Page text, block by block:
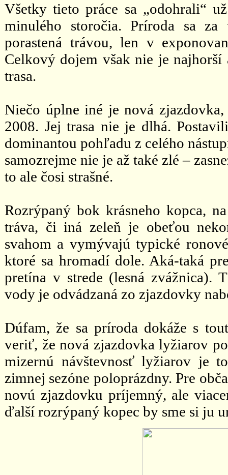
Všetky tieto práce sa „odohrali“
minulého storočia. Príroda sa
porastená trávou, len v
Celkový dojem však nie je
trasa.
Niečo úplne iné je nová
2008. Jej trasa nie je dlhá.
dominantou pohľadu z celého
samozrejme nie je až také zlé –
to ale čosi strašné.
Rozrýpaný bok krásneho kopca,
tráva, či iná zeleň je obeťou
svahom a vymývajú typické
ktoré sa hromadí dole. Aká-taká
pretína v strede (lesná zvážnica).
vody je odvádzaná zo zjazdovky
Dúfam, že sa príroda dokáže s
veriť, že nová zjazdovka lyžiarov
mizernú návštevnosť lyžiarov je
zimnej sezóne poloprázdny. Pre
novú zjazdovku príjemný, ale
ďalší rozrýpaný kopec by sme si ju